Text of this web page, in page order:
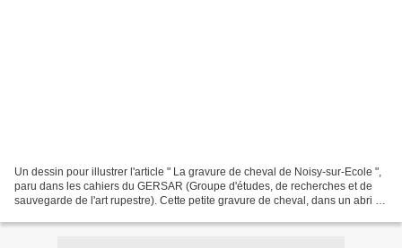
Un dessin pour illustrer l'article " La gravure de cheval de Noisy-sur-Ecole ",
paru dans les cahiers du GERSAR (Groupe d'études, de recherches et de
sauvegarde de l'art rupestre). Cette petite gravure de cheval, dans un abri en